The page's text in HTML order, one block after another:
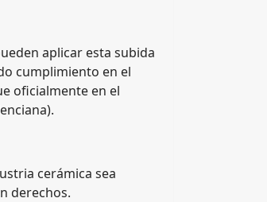
aplicar esta subida
cumplimiento en el
oficialmente en el
cerámica sea
derechos.